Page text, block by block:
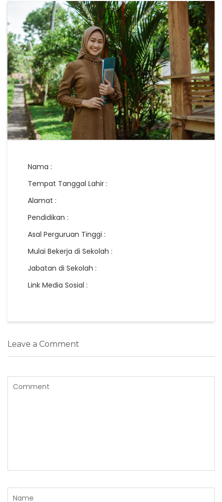
Nama :
Tempat Tanggal Lahir :
Alamat :
Pendidikan :
Asal Perguruan Tinggi :
Mulai Bekerja di Sekolah :
Jabatan di Sekolah :
Link Media Sosial :
Leave a Comment